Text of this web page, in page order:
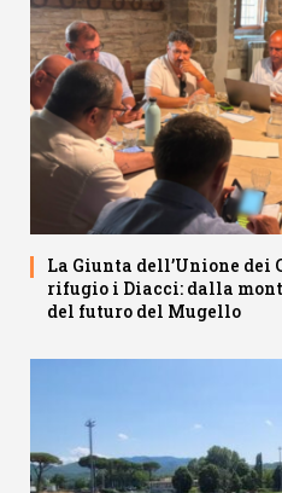
La Giunta dell’Unione dei
rifugio i Diacci: dalla
del futuro del Mugello